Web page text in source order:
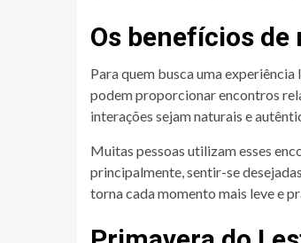
Os benefícios
Para quem busca uma
podem proporcionar encontros
interações sejam naturais e
Muitas pessoas utilizam esses
principalmente, sentir-se
torna cada momento mais leve e